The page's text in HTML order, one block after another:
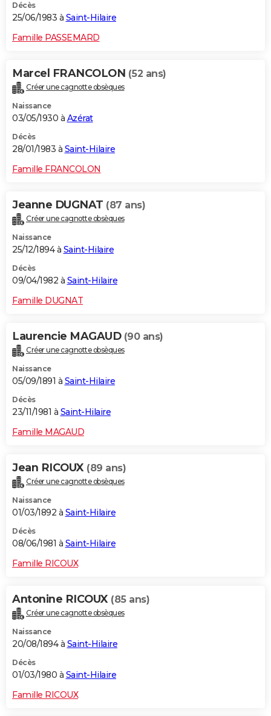
Décès
25/06/1983 à Saint-Hilaire
Famille PASSEMARD
Marcel FRANCOLON (52 ans)
Créer une cagnotte obsèques
Naissance
03/05/1930 à Azérat
Décès
28/01/1983 à Saint-Hilaire
Famille FRANCOLON
Jeanne DUGNAT (87 ans)
Créer une cagnotte obsèques
Naissance
25/12/1894 à Saint-Hilaire
Décès
09/04/1982 à Saint-Hilaire
Famille DUGNAT
Laurencie MAGAUD (90 ans)
Créer une cagnotte obsèques
Naissance
05/09/1891 à Saint-Hilaire
Décès
23/11/1981 à Saint-Hilaire
Famille MAGAUD
Jean RICOUX (89 ans)
Créer une cagnotte obsèques
Naissance
01/03/1892 à Saint-Hilaire
Décès
08/06/1981 à Saint-Hilaire
Famille RICOUX
Antonine RICOUX (85 ans)
Créer une cagnotte obsèques
Naissance
20/08/1894 à Saint-Hilaire
Décès
01/03/1980 à Saint-Hilaire
Famille RICOUX